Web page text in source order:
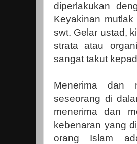
diperlakukan
Keyakinan
swt. Gelar ustad,
strata atau
sangat takut
Menerima dan
seseorang di
menerima dan
kebenaran yang
orang Islam